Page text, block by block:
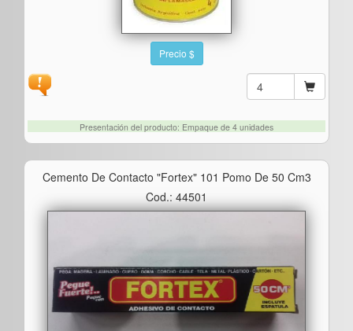
Precio $
Presentación del producto: Empaque de 4 unidades
Cemento De Contacto "fortex" 101 Pomo De 50 Cm3
Cod.: 44501